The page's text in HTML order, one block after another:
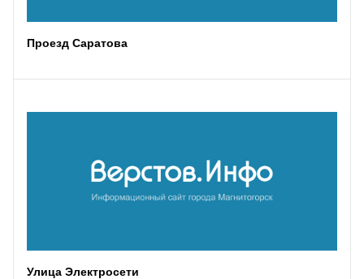
Проезд Саратова
Улица Электросети